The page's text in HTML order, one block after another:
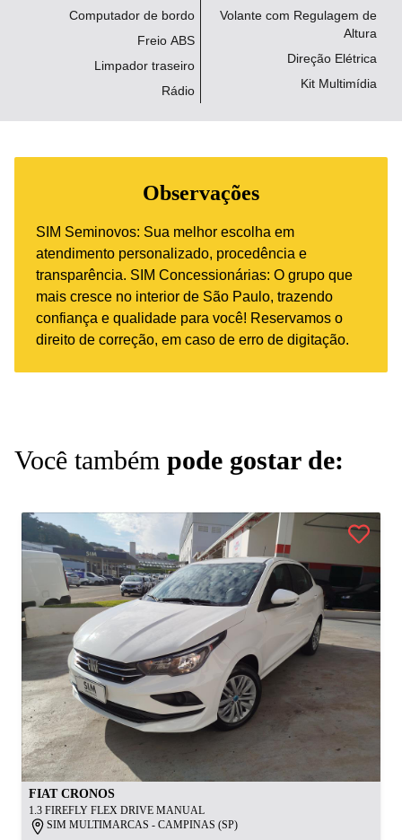
Computador de bordo
Freio ABS
Limpador traseiro
Rádio
Volante com Regulagem de
Altura
Direção Elétrica
Kit Multimídia
Observações
SIM Seminovos: Sua melhor escolha em
atendimento personalizado, procedência e
transparência. SIM Concessionárias: O grupo que
mais cresce no interior de São Paulo, trazendo
confiança e qualidade para você! Reservamos o
direito de correção, em caso de erro de digitação.
Você também pode gostar de:
FIAT CRONOS
1.3 FIREFLY FLEX DRIVE MANUAL
SIM MULTIMARCAS - CAMPINAS (SP)